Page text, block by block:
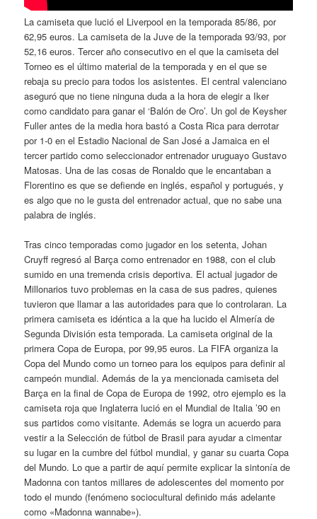
La camiseta que lució el Liverpool en la temporada 85/86, por
62,95 euros. La camiseta de la Juve de la temporada 93/93, por
52,16 euros. Tercer año consecutivo en el que la camiseta del
Torneo es el último material de la temporada y en el que se
rebaja su precio para todos los asistentes. El central valenciano
aseguró que no tiene ninguna duda a la hora de elegir a Iker
como candidato para ganar el ‘Balón de Oro’. Un gol de Keysher
Fuller antes de la media hora bastó a Costa Rica para derrotar
por 1-0 en el Estadio Nacional de San José a Jamaica en el
tercer partido como seleccionador entrenador uruguayo Gustavo
Matosas. Una de las cosas de Ronaldo que le encantaban a
Florentino es que se defiende en inglés, español y portugués, y
es algo que no le gusta del entrenador actual, que no sabe una
palabra de inglés.
Tras cinco temporadas como jugador en los setenta, Johan
Cruyff regresó al Barça como entrenador en 1988, con el club
sumido en una tremenda crisis deportiva. El actual jugador de
Millonarios tuvo problemas en la casa de sus padres, quienes
tuvieron que llamar a las autoridades para que lo controlaran. La
primera camiseta es idéntica a la que ha lucido el Almería de
Segunda División esta temporada. La camiseta original de la
primera Copa de Europa, por 99,95 euros. La FIFA organiza la
Copa del Mundo como un torneo para los equipos para definir al
campeón mundial. Además de la ya mencionada camiseta del
Barça en la final de Copa de Europa de 1992, otro ejemplo es la
camiseta roja que Inglaterra lució en el Mundial de Italia ’90 en
sus partidos como visitante. Además se logra un acuerdo para
vestir a la Selección de fútbol de Brasil para ayudar a cimentar
su lugar en la cumbre del fútbol mundial, y ganar su cuarta Copa
del Mundo. Lo que a partir de aquí permite explicar la sintonía de
Madonna con tantos millares de adolescentes del momento por
todo el mundo (fenómeno sociocultural definido más adelante
como «Madonna wannabe»).